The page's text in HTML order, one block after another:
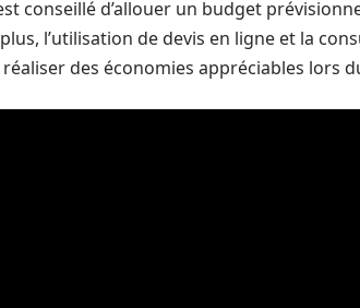
conseillé d’allouer un budget
l’utilisation de devis en ligne et la
des économies appréciables lors